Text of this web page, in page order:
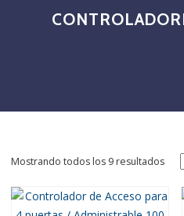
Mostrando todos los 9 resultados